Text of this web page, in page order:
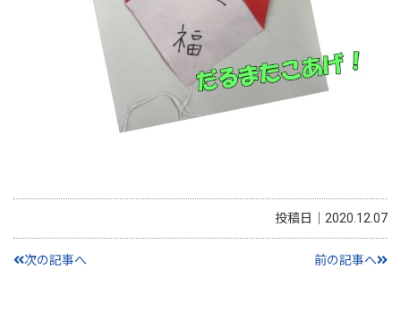
投稿日｜2020.12.07
次の記事へ 前の記事へ